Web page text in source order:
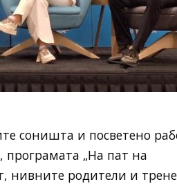
соништа и посветено
програмата „На пат на
нивните родители и